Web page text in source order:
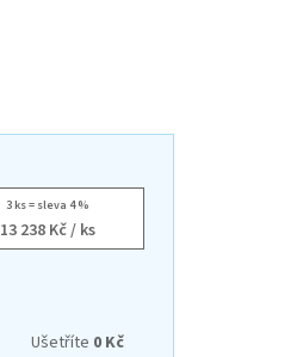
3 ks = sleva 4 %
13 238 Kč/ ks
Ušetříte 0 Kč